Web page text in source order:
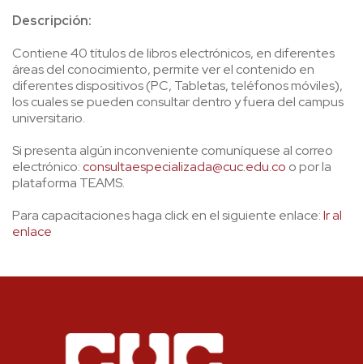
Descripción:
Contiene 40 títulos de libros electrónicos, en diferentes
áreas del conocimiento, permite ver el contenido en
diferentes dispositivos (PC, Tabletas, teléfonos móviles),
los cuales se pueden consultar dentro y fuera del campus
universitario.
Si presenta algún inconveniente comuníquese al correo
electrónico: consultaespecializada@cuc.edu.co o por la
plataforma TEAMS.
Para capacitaciones haga click en el siguiente enlace:Ir al
enlace